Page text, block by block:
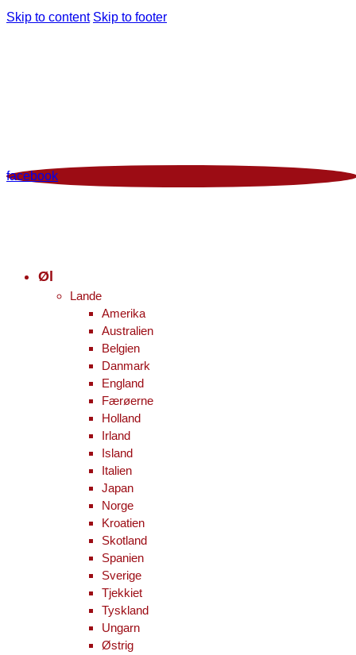
Skip to content Skip to footer
facebook
Øl
Lande
Amerika
Australien
Belgien
Danmark
England
Færøerne
Holland
Irland
Island
Italien
Japan
Norge
Kroatien
Skotland
Spanien
Sverige
Tjekkiet
Tyskland
Ungarn
Østrig